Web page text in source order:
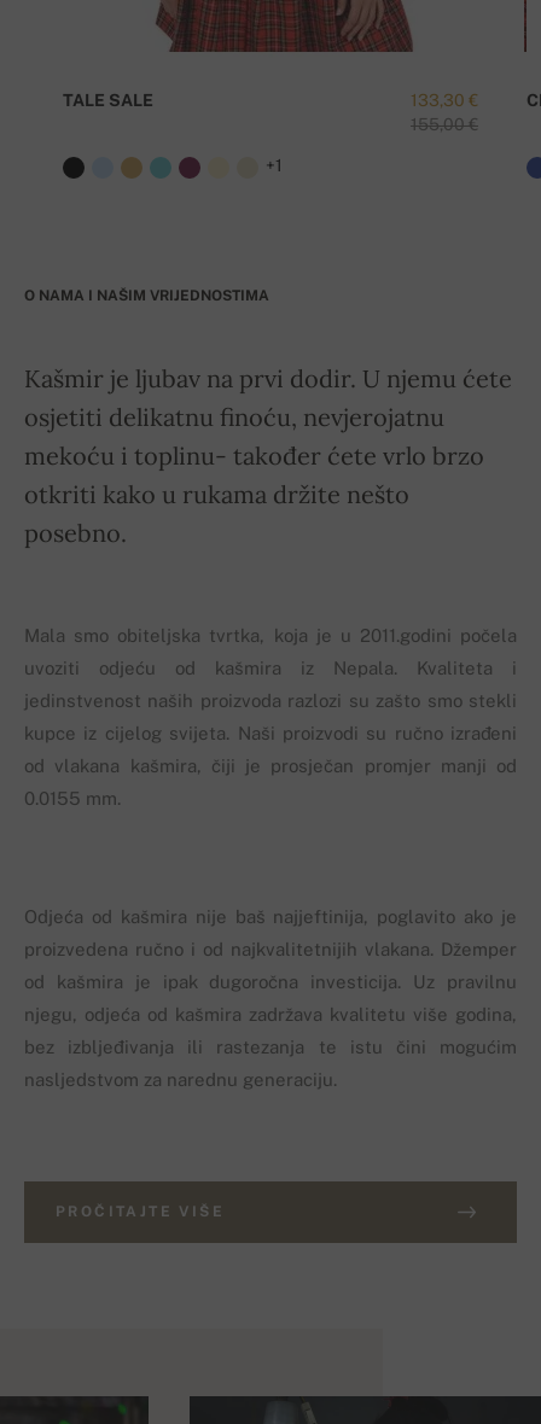
133,30 €
155,00 €
TALE SALE
+1
O NAMA I NAŠIM VRIJEDNOSTIMA
Kašmir je ljubav na prvi dodir. U njemu ćete
osjetiti delikatnu finoću, nevjerojatnu
mekoću i toplinu- također ćete vrlo brzo
otkriti kako u rukama držite nešto
posebno.
Mala smo obiteljska tvrtka, koja je u 2011.godini počela
uvoziti odjeću od kašmira iz Nepala. Kvaliteta i
jedinstvenost naših proizvoda razlozi su zašto smo stekli
kupce iz cijelog svijeta. Naši proizvodi su ručno izrađeni
od vlakana kašmira, čiji je prosječan promjer manji od
0.0155 mm.
Odjeća od kašmira nije baš najjeftinija, poglavito ako je
proizvedena ručno i od najkvalitetnijih vlakana. Džemper
od kašmira je ipak dugoročna investicija. Uz pravilnu
njegu, odjeća od kašmira zadržava kvalitetu više godina,
bez izbljeđivanja ili rastezanja te istu čini mogućim
nasljedstvom za narednu generaciju.
PROČITAJTE VIŠE